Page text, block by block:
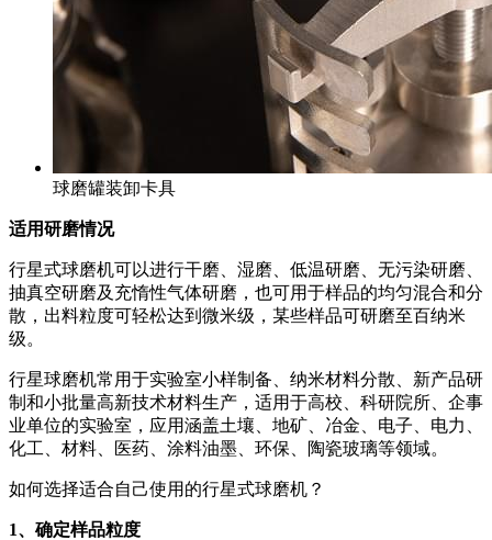
球磨罐装卸卡具
适用研磨情况
行星式球磨机可以进行干磨、湿磨、低温研磨、无污染研磨、
抽真空研磨及充惰性气体研磨，也可用于样品的均匀混合和分
散，出料粒度可轻松达到微米级，某些样品可研磨至百纳米
级。
行星球磨机常用于实验室小样制备、纳米材料分散、新产品研
制和小批量高新技术材料生产，适用于高校、科研院所、企事
业单位的实验室，应用涵盖土壤、地矿、冶金、电子、电力、
化工、材料、医药、涂料油墨、环保、陶瓷玻璃等领域。
如何选择适合自己使用的行星式球磨机？
1、确定样品粒度